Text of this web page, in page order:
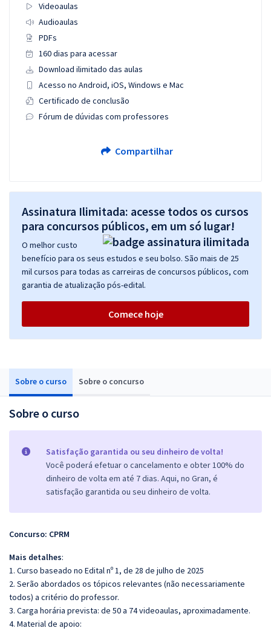
Sobre o curso Sobre o concurso
Sobre o curso
Satisfação garantida ou seu dinheiro de volta!
Você poderá efetuar o cancelamento e obter 100% do
dinheiro de volta em até 7 dias. Aqui, no Gran, é
satisfação garantida ou seu dinheiro de volta.
Concurso: CPRM
Mais detalhes:
1. Curso baseado no Edital nº 1, de 28 de julho de 2025
2. Serão abordados os tópicos relevantes (não necessariamente
todos) a critério do professor.
3. Carga horária prevista: de 50 a 74 videoaulas, aproximadamente.
4. Material de apoio:
Videoaulas
Audioaulas
PDFs
160 dias para acessar
Download ilimitado das aulas
Acesso no Android, iOS, Windows e Mac
Certificado de conclusão
Fórum de dúvidas com professores
Compartilhar
Assinatura Ilimitada: acesse todos os cursos
para concursos públicos, em um só lugar!
O melhor custo
benefício para os seus estudos e seu bolso. São mais de 25
mil cursos para todas as carreiras de concursos públicos, com
garantia de atualização pós-edital.
Comece hoje